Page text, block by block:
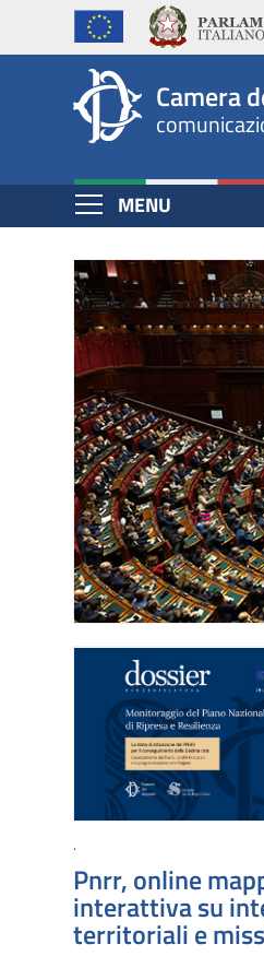
principale
Home
Page
Camera
MENU
Espandi
Contenuto
.
Pnrr, online
interattiva su
territoriali e